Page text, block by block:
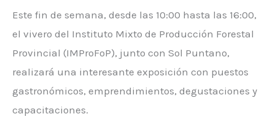
‘Mi
próximo
paso’
y
‘Mi
primer
Este fin de semana, desde las 10:00 hasta las 16:00,
el vivero del Instituto Mixto de Producción Forestal
Provincial (IMProFoP), junto con Sol Puntano,
realizará una interesante exposición con puestos
gastronómicos, emprendimientos, degustaciones y
capacitaciones.